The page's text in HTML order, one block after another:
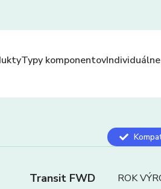
Typy komponentov
Transit FWD ROK